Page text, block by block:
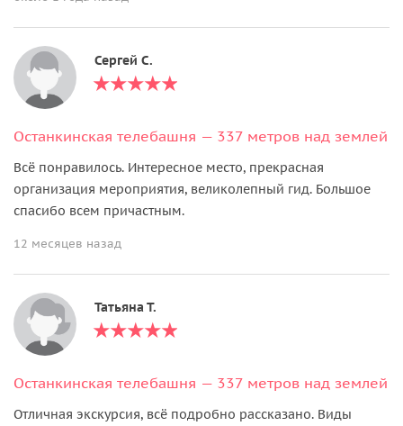
Сергей С.
Останкинская телебашня — 337 метров над землей
Всё понравилось. Интересное место, прекрасная
организация мероприятия, великолепный гид. Большое
спасибо всем причастным.
12 месяцев назад
Татьяна Т.
Останкинская телебашня — 337 метров над землей
Отличная экскурсия, всё подробно рассказано. Виды